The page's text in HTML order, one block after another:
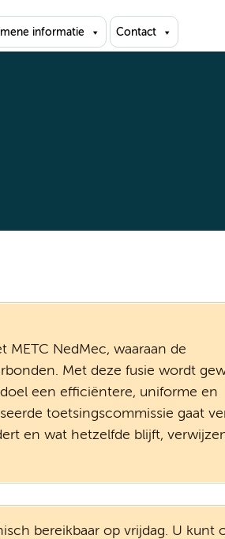
informatie Contact
METC NedMec, waaraan de
Met deze fusie wordt
een efficiëntere, uniforme en
toetsingscommissie gaat
en wat hetzelfde blijft,
bereikbaar op vrijdag. U kunt